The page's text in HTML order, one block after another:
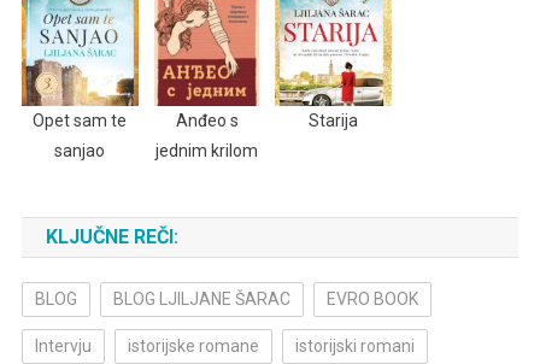
Opet sam te
sanjao
Anđeo s
jednim krilom
Starija
KLJUČNE REČI:
BLOG BLOG LJILJANE ŠARAC EVRO BOOK
Intervju istorijske romane istorijski romani